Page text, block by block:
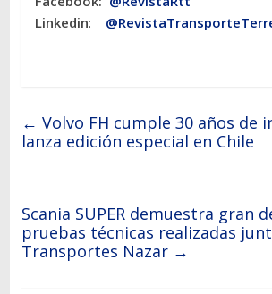
Linkedin:
← Volvo FH cumple 30 años de
lanza edición especial en Chile
Scania SUPER demuestra gran
pruebas técnicas realizadas
Transportes Nazar →